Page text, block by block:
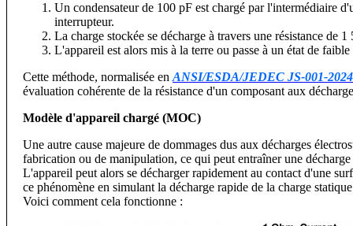
Un condensateur de 100 pF est chargé par l'intermédiaire
interrupteur.
La charge stockée se décharge à travers une résistance de
L'appareil est alors mis à la terre ou passe à un état de
Cette méthode, normalisée en ANSI/ESDA/JEDEC JS-001-2024
évaluation cohérente de la résistance d'un composant aux
Modèle d'appareil chargé (MOC)
Une autre cause majeure de dommages dus aux décharges
fabrication ou de manipulation, ce qui peut entraîner une
L'appareil peut alors se décharger rapidement au contact d'une
ce phénomène en simulant la décharge rapide de la charge
Voici comment cela fonctionne :